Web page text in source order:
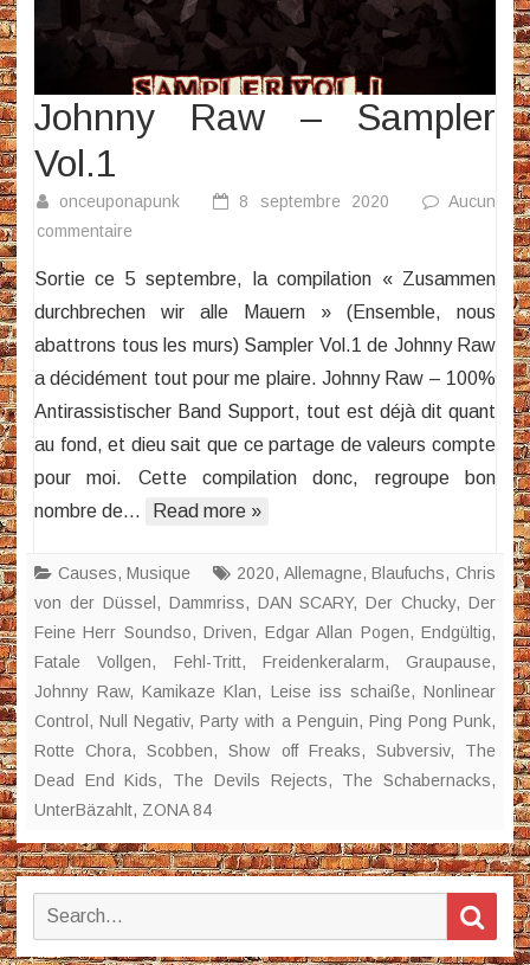
Johnny Raw – Sampler
Vol.1
onceuponapunk 8 septembre 2020
Aucun
commentaire
Raw
–
Sampler
Vol.1
Sortie ce 5 septembre, la compilation « Zusammen
durchbrechen wir alle Mauern » (Ensemble, nous
abattrons tous les murs) Sampler Vol.1 de Johnny Raw
a décidément tout pour me plaire. Johnny Raw – 100%
Antirassistischer Band Support, tout est déjà dit quant
au fond, et dieu sait que ce partage de valeurs compte
pour moi. Cette compilation donc, regroupe bon
nombre de…
Read more »
Causes,Musique 2020, Allemagne,Blaufuchs,Chris
von der Düssel , Dammriss, DAN SCARY,Der Chucky, Der
Feine Herr Soundso,Driven, Edgar Allan Pogen,Endgültig,
Fatale Vollgen, Fehl-Tritt, Freidenkeralarm, Graupause,
Johnny Raw,Kamikaze Klan, Leise iss schaiße,Nonlinear
Control ,Null Negativ,Party with a Penguin, Ping Pong Punk,
Rotte Chora,Scobben,Show off Freaks, Subversiv, The
Dead End Kids, The Devils Rejects, The Schabernacks,
UnterBäzahlt, ZONA 84
Search